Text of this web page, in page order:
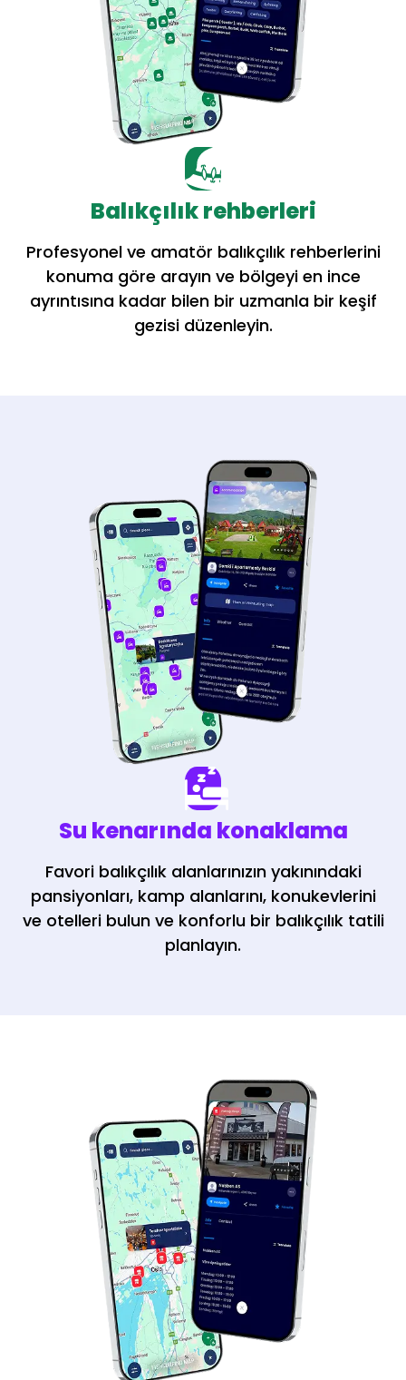
Balıkçılık rehberleri
Profesyonel ve amatör balıkçılık rehberlerini
konuma göre arayın ve bölgeyi en ince
ayrıntısına kadar bilen bir uzmanla bir keşif
gezisi düzenleyin.
Su kenarında konaklama
Favori balıkçılık alanlarınızın yakınındaki
pansiyonları, kamp alanlarını, konukevlerini
ve otelleri bulun ve konforlu bir balıkçılık tatili
planlayın.